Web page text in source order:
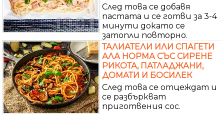
След това се добавя
пастата и се готви за 3-4
минути докато се
затопли повторно.
ТАЛИАТЕЛИ ИЛИ СПАГЕТИ
АЛА НОРМА СЪС СИРЕНЕ
РИКОТА, ПАТЛАДЖАНИ,
ДОМАТИ И БОСИЛЕК
След това се отцеждат и
се разбъркват
приготвения сос.